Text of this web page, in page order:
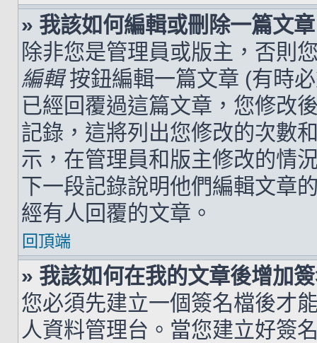
» 我該如何編輯或刪除一篇文
除非您是管理員或版主，否則
編輯按鈕編輯一篇文章 (有時
已經回覆過這篇文章，您修改
記錄，這將列出您修改的次數
示，在管理員和版主修改的情
下一段記錄說明他們編輯文章
經有人回覆的文章。
回頂端
» 我該如何在我的文章後增加
您必須先建立一個簽名檔後才
人資料管理台。當您建立好簽